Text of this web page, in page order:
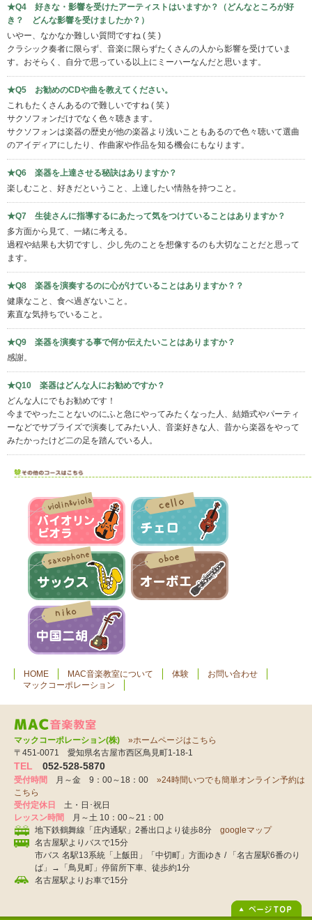
★Q4 好きな・影響を受けたアーティストはいますか？（どんなところが好
き？ どんな影響を受けましたか？）
いやー、なかなか難しい質問ですね ( 笑 )
クラシック奏者に限らず、音楽に限らずたくさんの人から影響を受けていま
す。おそらく、自分で思っている以上にミーハーなんだと思います。
★Q5 お勧めのCDや曲を教えてください。
これもたくさんあるので難しいですね ( 笑 )
サクソフォンだけでなく色々聴きます。
サクソフォンは楽器の歴史が他の楽器より浅いこともあるので色々聴いて選曲
のアイディアにしたり、作曲家や作品を知る機会にもなります。
★Q6 楽器を上達させる秘訣はありますか？
楽しむこと、好きだということ、上達したい情熱を持つこと。
★Q7 生徒さんに指導するにあたって気をつけていることはありますか？
多方面から見て、一緒に考える。
過程や結果も大切ですし、少し先のことを想像するのも大切なことだと思って
ます。
★Q8 楽器を演奏するのに心がけていることはありますか？？
健康なこと、食べ過ぎないこと。
素直な気持ちでいること。
★Q9 楽器を演奏する事で何か伝えたいことはありますか？
感謝。
★Q10 楽器はどんな人にお勧めですか？
どんな人にでもお勧めです！
今までやったことないのにふと急にやってみたくなった人、結婚式やパーティ
ーなどでサプライズで演奏してみたい人、音楽好きな人、昔から楽器をやって
みたかったけど二の足を踏んでいる人。
HOME MAC音楽教室について 体験
お問い合わせ
マックコーポレーション
マックコーポレーション(株)
»ホームページはこちら
〒451-0071 愛知県名古屋市西区鳥見町1-18-1
TEL 052-528-5870
受付時間 月～金 9：00～18：00 »24時間いつでも簡単オンライン予約は
こちら
受付定休日
土・日･祝日
レッスン時間
月～土 10：00～21：00
地下鉄鶴舞線「庄内通駅」2番出口より徒歩8分 googleマップ
名古屋駅よりバスで15分
市バス 名駅13系統「上飯田」「中切町」方面ゆき / 「名古屋駅6番のり
ば」→「鳥見町」停留所下車、徒歩約1分
名古屋駅よりお車で15分